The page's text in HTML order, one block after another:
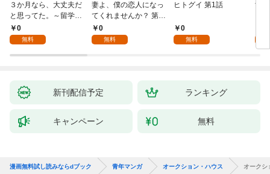
３か月なら、大丈夫だ
と思ってた。～留学し
た僕の留守中に、一途
な彼女が汚されるまで
0
無料
妻よ、僕の恋人になっ
てくれませんか？ 第1
話0
無料
ヒトグイ 第1話
0
無料
世
新刊配信予定 ランキング
キャンペーン 無料
漫画無料試し読みならdブック 青年マンガ オークション・ハウス オーク